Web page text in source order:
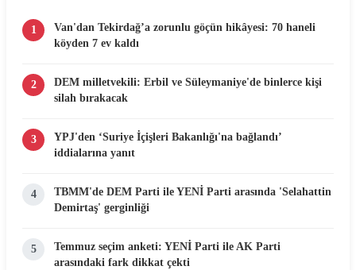
1
Van'dan Tekirdağ’a zorunlu göçün hikâyesi: 70 haneli
köyden 7 ev kaldı
2
DEM milletvekili: Erbil ve Süleymaniye'de binlerce kişi
silah bırakacak
3
YPJ'den ‘Suriye İçişleri Bakanlığı'na bağlandı’
iddialarına yanıt
4
TBMM'de DEM Parti ile YENİ Parti arasında 'Selahattin
Demirtaş' gerginliği
5
Temmuz seçim anketi: YENİ Parti ile AK Parti
arasındaki fark dikkat çekti